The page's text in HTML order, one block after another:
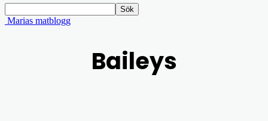
Marias matblogg
Baileys